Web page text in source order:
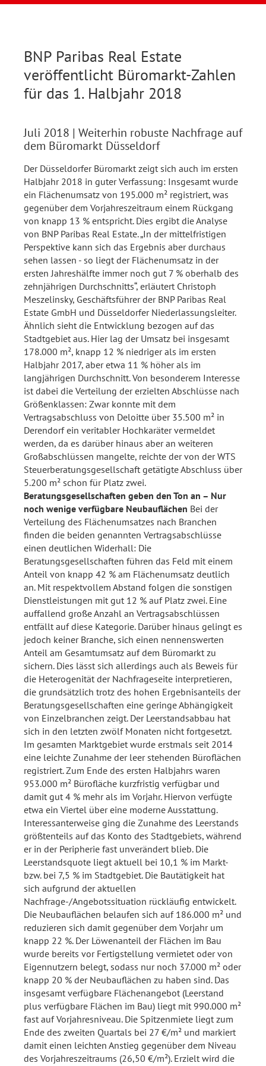
BNP Paribas Real Estate
veröffentlicht Büromarkt-Zahlen
für das 1. Halbjahr 2018
Juli 2018 | Weiterhin robuste Nachfrage auf
dem Büromarkt Düsseldorf
Der Düsseldorfer Büromarkt zeigt sich auch im ersten
Halbjahr 2018 in guter Verfassung: Insgesamt wurde
ein Flächenumsatz von 195.000 m² registriert, was
gegenüber dem Vorjahreszeitraum einem Rückgang
von knapp 13 % entspricht. Dies ergibt die Analyse
von BNP Paribas Real Estate. „In der mittelfristigen
Perspektive kann sich das Ergebnis aber durchaus
sehen lassen - so liegt der Flächenumsatz in der
ersten Jahreshälfte immer noch gut 7 % oberhalb des
zehnjährigen Durchschnitts“, erläutert Christoph
Meszelinsky, Geschäftsführer der BNP Paribas Real
Estate GmbH und Düsseldorfer Niederlassungsleiter.
Ähnlich sieht die Entwicklung bezogen auf das
Stadtgebiet aus. Hier lag der Umsatz bei insgesamt
178.000 m², knapp 12 % niedriger als im ersten
Halbjahr 2017, aber etwa 11 % höher als im
langjährigen Durchschnitt. Von besonderem Interesse
ist dabei die Verteilung der erzielten Abschlüsse nach
Größenklassen: Zwar konnte mit dem
Vertragsabschluss von Deloitte über 35.500 m² in
Derendorf ein veritabler Hochkaräter vermeldet
werden, da es darüber hinaus aber an weiteren
Großabschlüssen mangelte, reichte der von der WTS
Steuerberatungsgesellschaft getätigte Abschluss über
5.200 m² schon für Platz zwei.
Beratungsgesellschaften geben den Ton an – Nur
noch wenige verfügbare Neubauflächen Bei der
Verteilung des Flächenumsatzes nach Branchen
finden die beiden genannten Vertragsabschlüsse
einen deutlichen Widerhall: Die
Beratungsgesellschaften führen das Feld mit einem
Anteil von knapp 42 % am Flächenumsatz deutlich
an. Mit respektvollem Abstand folgen die sonstigen
Dienstleistungen mit gut 12 % auf Platz zwei. Eine
auffallend große Anzahl an Vertragsabschlüssen
entfällt auf diese Kategorie. Darüber hinaus gelingt es
jedoch keiner Branche, sich einen nennenswerten
Anteil am Gesamtumsatz auf dem Büromarkt zu
sichern. Dies lässt sich allerdings auch als Beweis für
die Heterogenität der Nachfrageseite interpretieren,
die grundsätzlich trotz des hohen Ergebnisanteils der
Beratungsgesellschaften eine geringe Abhängigkeit
von Einzelbranchen zeigt. Der Leerstandsabbau hat
sich in den letzten zwölf Monaten nicht fortgesetzt.
Im gesamten Marktgebiet wurde erstmals seit 2014
eine leichte Zunahme der leer stehenden Büroflächen
registriert. Zum Ende des ersten Halbjahrs waren
953.000 m² Bürofläche kurzfristig verfügbar und
damit gut 4 % mehr als im Vorjahr. Hiervon verfügte
etwa ein Viertel über eine moderne Ausstattung.
Interessanterweise ging die Zunahme des Leerstands
größtenteils auf das Konto des Stadtgebiets, während
er in der Peripherie fast unverändert blieb. Die
Leerstandsquote liegt aktuell bei 10,1 % im Markt-
bzw. bei 7,5 % im Stadtgebiet. Die Bautätigkeit hat
sich aufgrund der aktuellen
Nachfrage-/Angebotssituation rückläufig entwickelt.
Die Neubauflächen belaufen sich auf 186.000 m² und
reduzieren sich damit gegenüber dem Vorjahr um
knapp 22 %. Der Löwenanteil der Flächen im Bau
wurde bereits vor Fertigstellung vermietet oder von
Eigennutzern belegt, sodass nur noch 37.000 m² oder
knapp 20 % der Neubauflächen zu haben sind. Das
insgesamt verfügbare Flächenangebot (Leerstand
plus verfügbare Flächen im Bau) liegt mit 990.000 m²
fast auf Vorjahresniveau. Die Spitzenmiete liegt zum
Ende des zweiten Quartals bei 27 €/m² und markiert
damit einen leichten Anstieg gegenüber dem Niveau
des Vorjahreszeitraums (26,50 €/m²). Erzielt wird die